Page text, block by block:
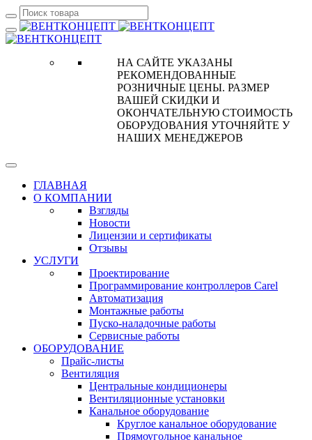
НА САЙТЕ УКАЗАНЫ
РЕКОМЕНДОВАННЫЕ
РОЗНИЧНЫЕ ЦЕНЫ. РАЗМЕР
ВАШЕЙ СКИДКИ И
ОКОНЧАТЕЛЬНУЮ СТОИМОСТЬ
ОБОРУДОВАНИЯ УТОЧНЯЙТЕ У
НАШИХ МЕНЕДЖЕРОВ
ГЛАВНАЯ
О КОМПАНИИ
Взгляды
Новости
Лицензии и сертификаты
Отзывы
УСЛУГИ
Проектирование
Программирование контроллеров Carel
Автоматизация
Монтажные работы
Пуско-наладочные работы
Сервисные работы
ОБОРУДОВАНИЕ
Прайс-листы
Вентиляция
Центральные кондиционеры
Вентиляционные установки
Канальное оборудование
Круглое канальное оборудование
Прямоугольное канальное